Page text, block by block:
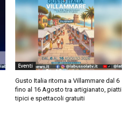
Eventi
Gusto Italia ritorna a Villammare dal 6
fino al 16 Agosto tra artigianato, piatti
tipici e spettacoli gratuiti